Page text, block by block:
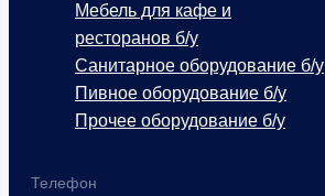
Телефон
Мебель для кафе и
ресторанов б/у
Санитарное оборудование б/у
Пивное оборудование б/у
Прочее оборудование б/у